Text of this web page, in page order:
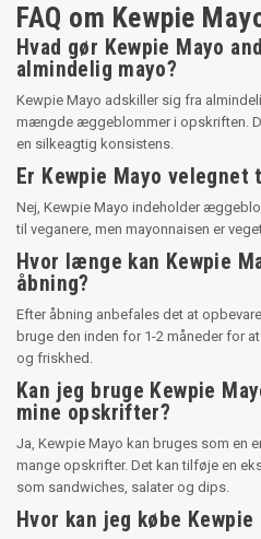
FAQ om Kewpie
Hvad gør Kewpie Mayo
almindelig mayo?
Kewpie Mayo adskiller sig fra
mængde æggeblommer i opskriften.
en silkeagtig konsistens.
Er Kewpie Mayo velegnet
Nej, Kewpie Mayo indeholder
til veganere, men mayonnaisen er
Hvor længe kan Kewpie
åbning?
Efter åbning anbefales det at
bruge den inden for 1-2 måneder for
og friskhed.
Kan jeg bruge Kewpie
mine opskrifter?
Ja, Kewpie Mayo kan bruges som en
mange opskrifter. Det kan tilføje en
som sandwiches, salater og dips.
Hvor kan jeg købe